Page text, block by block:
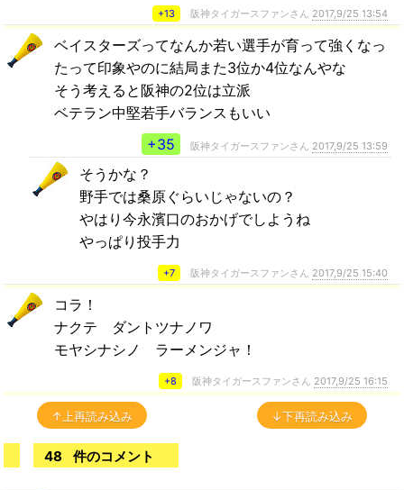
+13 阪神タイガースファンさん 2017,9/25 13:54
ベイスターズってなんか若い選手が育って強くなっ
たって印象やのに結局また3位か4位なんやな
そう考えると阪神の2位は立派
ベテラン中堅若手バランスもいい
+35
阪神タイガースファンさん 2017,9/25 13:59
そうかな？
野手では桑原ぐらいじゃないの？
やはり今永濱口のおかげでしようね
やっぱり投手力
+7 阪神タイガースファンさん 2017,9/25 15:40
コラ！
ナクテ ダントツナノワ
モヤシナシノ ラーメンジャ！
+8 阪神タイガースファンさん 2017,9/25 16:15
↑上再読み込み ↓下再読み込み
48 件のコメント